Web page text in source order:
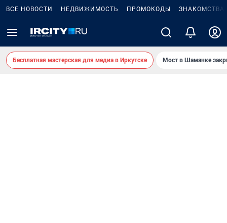
ВСЕ НОВОСТИ НЕДВИЖИМОСТЬ ПРОМОКОДЫ ЗНАКОМСТВА
Бесплатная мастерская для медиа в Иркутске Мост в Шаманке